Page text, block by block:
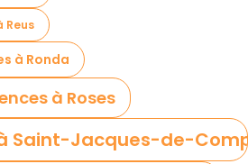
Reus
à Ronda
à Roses
Saint-Jacques-de-